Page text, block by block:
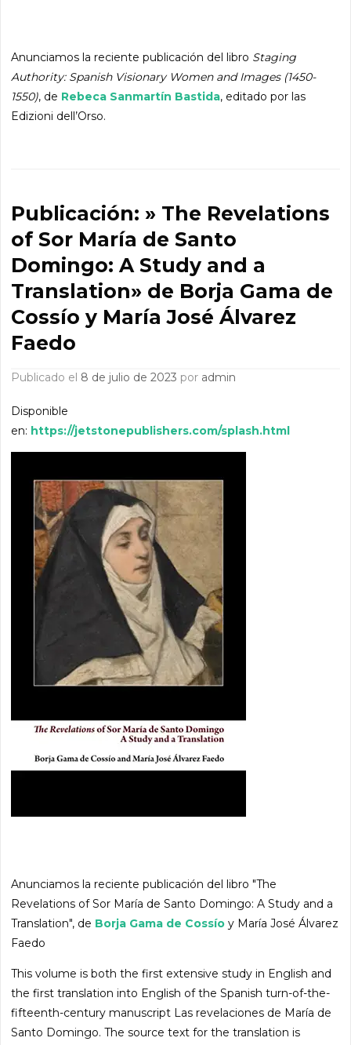
Anunciamos la reciente publicación del libro Staging
Authority: Spanish Visionary Women and Images (1450-
1550), de Rebeca Sanmartín Bastida, editado por las
Edizioni dell’Orso.
Publicación: » The Revelations
of Sor María de Santo
Domingo: A Study and a
Translation» de Borja Gama de
Cossío y María José Álvarez
Faedo
Publicado el 8 de julio de 2023 por admin
Disponible
en: https://jetstonepublishers.com/splash.html
Anunciamos la reciente publicación del libro "The
Revelations of Sor María de Santo Domingo: A Study and a
Translation", de Borja Gama de Cossío y María José Álvarez
Faedo
This volume is both the first extensive study in English and
the first translation into English of the Spanish turn-of-the-
fifteenth-century manuscript Las revelaciones de María de
Santo Domingo. The source text for the translation is